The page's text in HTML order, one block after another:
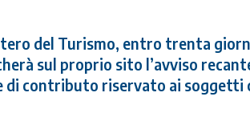
del Turismo, entro trenta
sul proprio sito l’avviso
di contributo riservato ai soggetti